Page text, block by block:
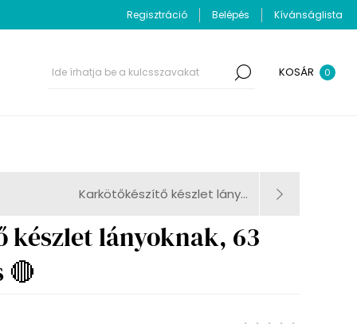
Regisztráció Belépés Kívánságlista
KOSÁR 0
Karkötőkészítő készlet lány...
készlet lányoknak, 63
🔴